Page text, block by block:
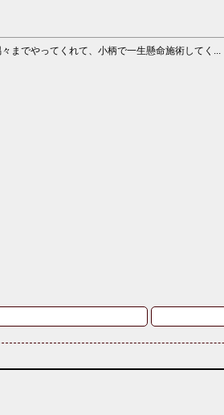
までやってくれて、小柄で一生懸命施術してく...